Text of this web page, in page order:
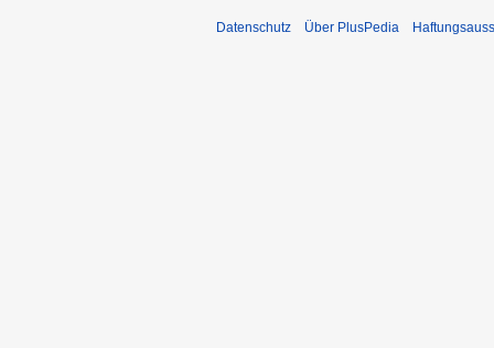
Datenschutz Über PlusPedia